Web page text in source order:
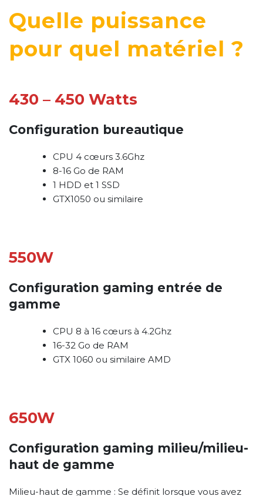
Quelle puissance
pour quel matériel ?
430 – 450 Watts
Configuration bureautique
CPU 4 cœurs 3.6Ghz
8-16 Go de RAM
1 HDD et 1 SSD
GTX1050 ou similaire
550W
Configuration gaming entrée de
gamme
CPU 8 à 16 cœurs à 4.2Ghz
16-32 Go de RAM
GTX 1060 ou similaire AMD
650W
Configuration gaming milieu/milieu-
haut de gamme
Milieu-haut de gamme : Se définit lorsque vous avez